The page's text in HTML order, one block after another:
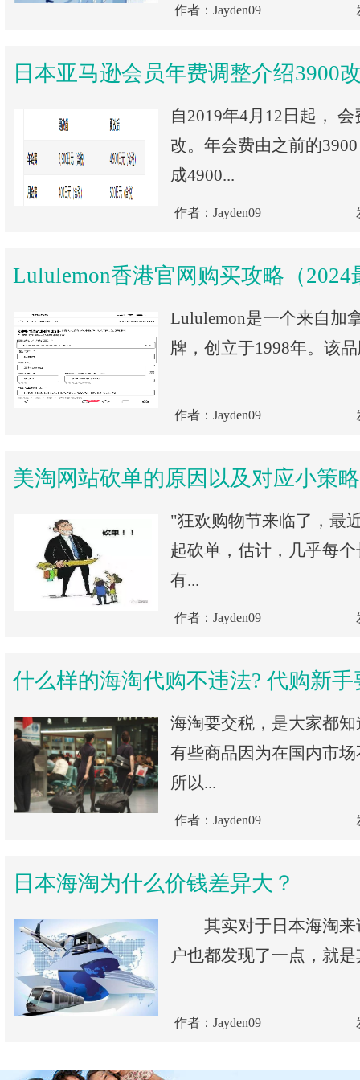
作者：Jayden09
日本亚马逊会员年费调整介绍3900
自2019年4月12日起，
改。年会费由之前的
成4900...
作者：Jayden09
Lululemon香港官网购买攻略（2024
Lululemon是一个来自加
牌，创立于1998年。该
作者：Jayden09
美淘网站砍单的原因以及对应小策
"狂欢购物节来临了，最
起砍单，估计，几乎每
有...
作者：Jayden09
什么样的海淘代购不违法? 代购新
海淘要交税，是大家都
有些商品因为在国内市
所以...
作者：Jayden09
日本海淘为什么价钱差异大？
其实对于日本海淘来
户也都发现了一点，就
作者：Jayden09